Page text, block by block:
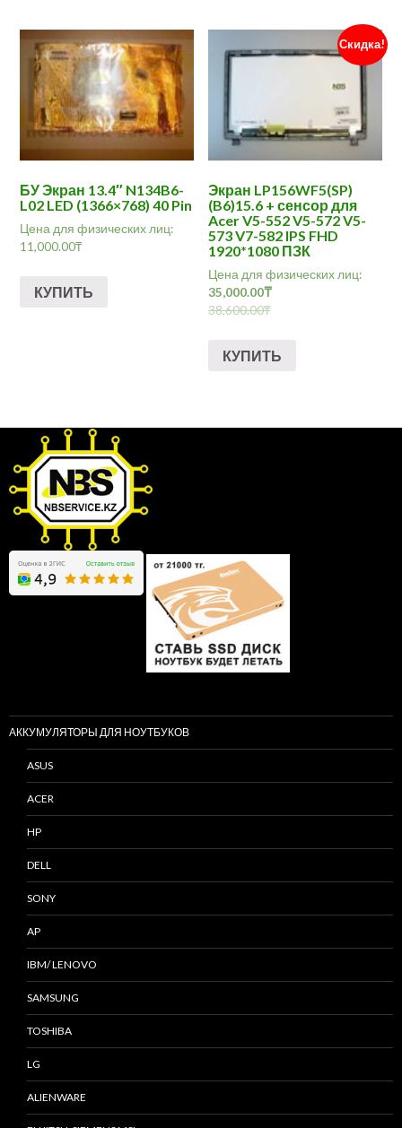
БУ Экран 13.4″ N134B6-
L02 LED (1366×768) 40 Pin
Цена для физических лиц:
11,000.00₸
КУПИТЬ
Скидка!
Экран LP156WF5(SP)
(B6)15.6 + сенсор для
Acer V5-552 V5-572 V5-
573 V7-582 IPS FHD
1920*1080 ПЗК
Цена для физических лиц:
35,000.00₸
38,600.00₸
КУПИТЬ
АККУМУЛЯТОРЫ ДЛЯ НОУТБУКОВ
ASUS
ACER
HP
DELL
SONY
AP
IBM/ LENOVO
SAMSUNG
TOSHIBA
LG
ALIENWARE